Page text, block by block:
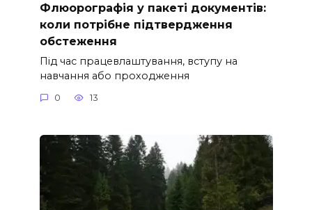
Флюорографія у пакеті документів:
коли потрібне підтвердження
обстеження
Під час працевлаштування, вступу на
навчання або проходження
0 13